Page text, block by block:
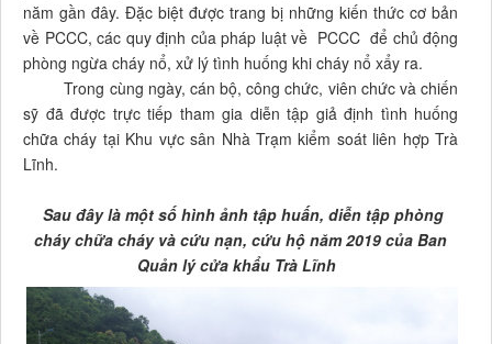
năm gần đây. Đặc biệt được trang bị những kiến thức cơ bản
về PCCC, các quy định của pháp luật về PCCC để chủ động
phòng ngừa cháy nổ, xử lý tình huống khi cháy nổ xẩy ra.
Trong cùng ngày, cán bộ, công chức, viên chức và chiến
sỹ đã được trực tiếp tham gia diễn tập giả định tình huống
chữa cháy tại Khu vực sân Nhà Trạm kiểm soát liên hợp Trà
Lĩnh.
Sau đây là một số hình ảnh tập huấn, diễn tập phòng
cháy chữa cháy và cứu nạn, cứu hộ năm 2019 của Ban
Quản lý cửa khẩu Trà Lĩnh